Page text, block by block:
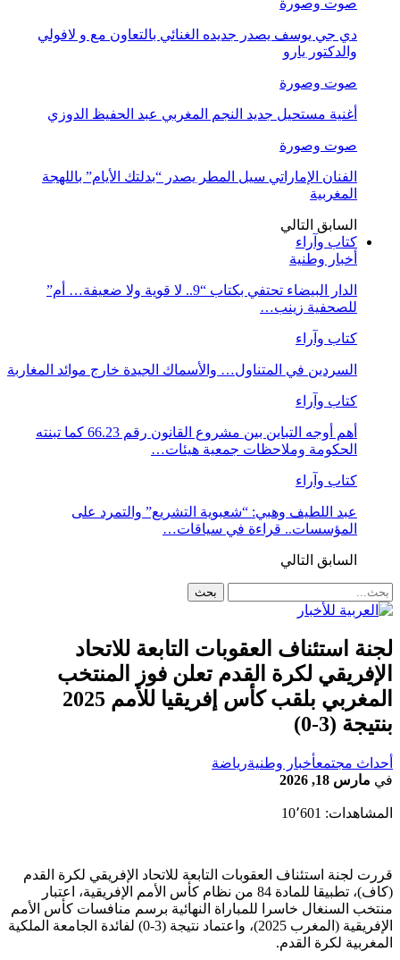
صوت وصورة
دي جي يوسف يصدر جديده الغنائي بالتعاون مع و لافولي
والدكتور يارو
صوت وصورة
أغنية مستحيل جديد النجم المغربي عبد الحفيظ الدوزي
صوت وصورة
الفنان الإماراتي سيل المطر يصدر “بدلتك الأيام” باللهجة
المغربية
السابق التالي
كتاب وآراء
أخبار وطنية
الدار البيضاء تحتفي بكتاب “9.. لا قوية ولا ضعيفة… أم”
للصحفية زينب…
كتاب وآراء
السردين في المتناول… والأسماك الجيدة خارج موائد المغاربة
كتاب وآراء
أهم أوجه التباين بين مشروع القانون رقم 66.23 كما تبنته
الحكومة وملاحظات جمعية هيئات…
كتاب وآراء
عبد اللطيف وهبي: “شعبوية التشريع” والتمرد على
المؤسسات.. قراءة في سياقات…
السابق التالي
لجنة استئناف العقوبات التابعة للاتحاد
الإفريقي لكرة القدم تعلن فوز المنتخب
المغربي بلقب كأس إفريقيا للأمم 2025
بنتيجة (3-0)
أحداث مجتمعأخبار وطنيةرياضة
في مارس 18, 2026
المشاهدات: 10٬601
قررت لجنة استئناف العقوبات التابعة للاتحاد الإفريقي لكرة القدم
(كاف)، تطبيقا للمادة 84 من نظام كأس الأمم الإفريقية، اعتبار
منتخب السنغال خاسرا للمباراة النهائية برسم منافسات كأس الأمم
الإفريقية (المغرب 2025)، واعتماد نتيجة (3-0) لفائدة الجامعة الملكية
المغربية لكرة القدم.